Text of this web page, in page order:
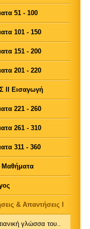
51 - 100
101 - 150
151 - 200
201 - 220
ΙΙ Εισαγωγή
221 - 260
261 - 310
311 - 360
Μαθήματα
& Απαντήσεις Ι
γλώσσα του..